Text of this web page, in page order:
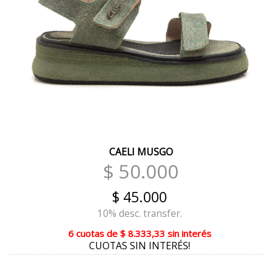
CREMA
VERDE
VISON REPTIL BITONO
CUOIO REPTIL BITONO
PASIÓN BORDO
CHAROL BORDÓ
METAL ROSE
NUBULA PELTRE
GRIS REPTIL
CAELI MUSGO
$ 50.000
$ 45.000
10% desc. transfer.
6 cuotasde $ 8.333,33 sin interés
CUOTAS SIN INTERÉS!